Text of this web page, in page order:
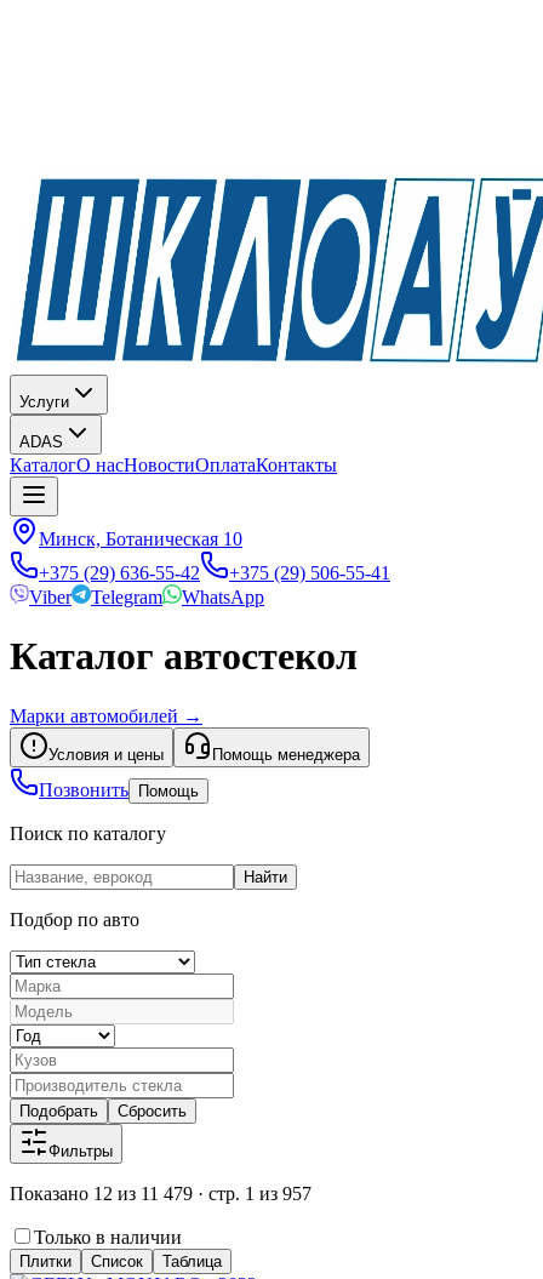
Услуги
ADAS
КаталогО насНовостиОплатаКонтакты
Минск, Ботаническая 10
+375 (29) 636-55-42
+375 (29) 506-55-41
Viber
Telegram WhatsApp
Каталог автостекол
Марки автомобилей →
Условия и цены Помощь менеджера
Позвонить Помощь
Поиск по каталогу
Найти
Подбор по авто
Подобрать Сбросить
Фильтры
Показано 12 из 11 479 · стр. 1 из 957
Только в наличии
Плитки Список Таблица